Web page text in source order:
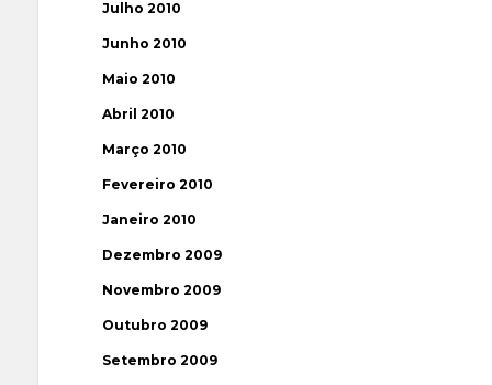
Julho 2010
Junho 2010
Maio 2010
Abril 2010
Março 2010
Fevereiro 2010
Janeiro 2010
Dezembro 2009
Novembro 2009
Outubro 2009
Setembro 2009